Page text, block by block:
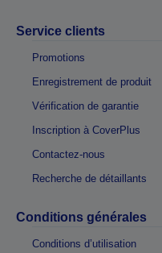
Service clients
Promotions
Enregistrement de produit
Vérification de garantie
Inscription à CoverPlus
Contactez-nous
Recherche de détaillants
Conditions générales
Conditions d’utilisation